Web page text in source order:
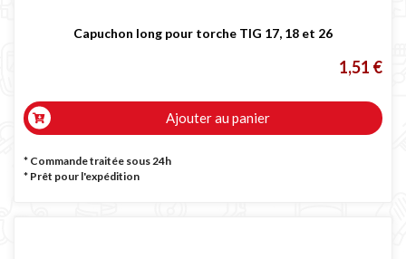
Capuchon long pour torche TIG 17, 18 et 26
1,51 €
Ajouter au panier
* Commande traitée sous 24h
* Prêt pour l'expédition